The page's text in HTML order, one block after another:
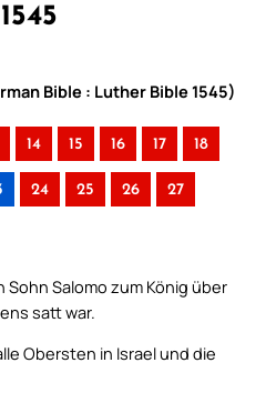
Bible : Luther Bible 1545)
14 15 16 17 18
24 25 26 27
Salomo zum König über
satt war.
Obersten in Israel und die